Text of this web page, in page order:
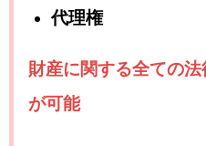
代理権
財産に関する全ての
が可能